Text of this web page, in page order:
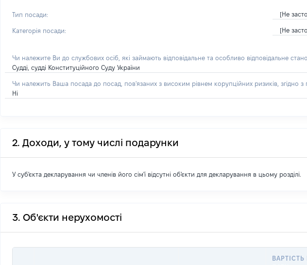
Тип посади: [Не
Категорія посади: [Не
Чи належите Ви до службових осіб, які займають відповідальне та особливо відповідальне
Судді, судді Конституційного Суду України
Чи належить Ваша посада до посад, пов'язаних з високим рівнем корупційних ризиків, згідно
Ні
2. Доходи, у тому числі подарунки
У суб'єкта декларування чи членів його сім'ї відсутні об'єкти для декларування в цьому розділі.
3. Об'єкти нерухомості
ВАРТІСТЬ